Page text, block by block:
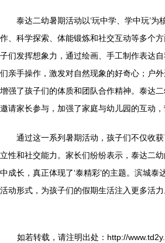
泰达二幼暑期活动以‘玩中学、学中玩’为
作、科学探索、体能锻炼和社交互动等多个
子们发挥想象力，通过绘画、手工制作表达
们亲手操作，激发对自然现象的好奇心；户
增强了孩子们的体质和团队合作精神。泰达
邀请家长参与，加强了家庭与幼儿园的互动，
通过这一系列暑期活动，孩子们不仅收
立性和社交能力。家长们纷纷表示，泰达二
中成长，真正体现了‘泰精彩’的主题。滨城泰
活动形式，为孩子们的假期生活注入更多活力
如若转载，请注明出处：http://